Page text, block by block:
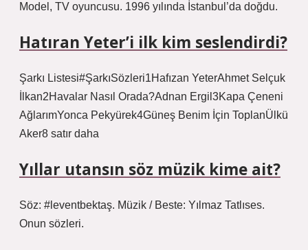
Model, TV oyuncusu. 1996 yılında İstanbul’da doğdu.
Hatıran Yeter’i ilk kim seslendirdi?
Şarkı Listesi#ŞarkıSözleri1Hafızan YeterAhmet Selçuk
İlkan2Havalar Nasıl Orada?Adnan Ergil3Kapa Çeneni
AğlarımYonca Pekyürek4Güneş Benim İçin ToplanÜlkü
Aker8 satır daha
Yıllar utansın söz müzik kime ait?
Söz: #leventbektaş. Müzik / Beste: Yılmaz Tatlıses.
Onun sözleri.